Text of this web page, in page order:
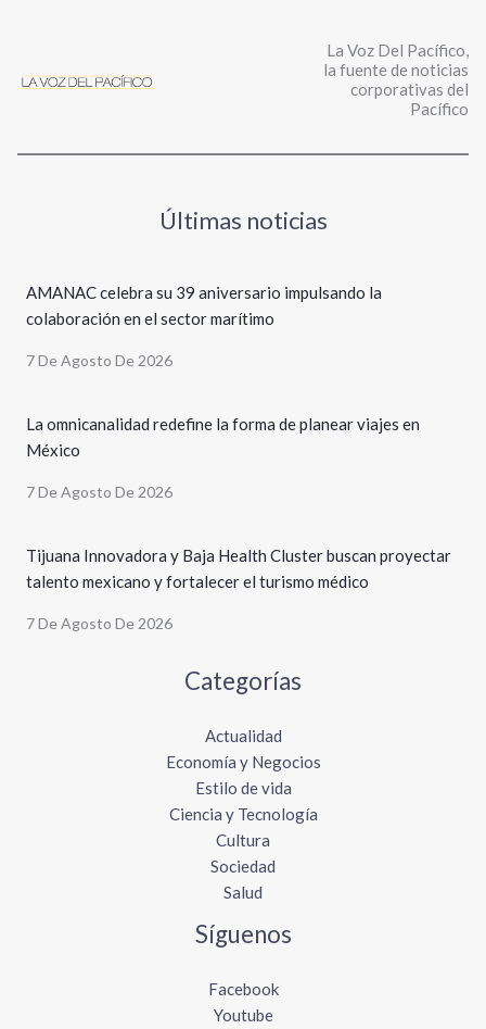
La Voz Del Pacífico,
la fuente de noticias
corporativas del
Pacífico
Últimas noticias
AMANAC celebra su 39 aniversario impulsando la
colaboración en el sector marítimo
7 De Agosto De 2026
La omnicanalidad redefine la forma de planear viajes en
México
7 De Agosto De 2026
Tijuana Innovadora y Baja Health Cluster buscan proyectar
talento mexicano y fortalecer el turismo médico
7 De Agosto De 2026
Categorías
Actualidad
Economía y Negocios
Estilo de vida
Ciencia y Tecnología
Cultura
Sociedad
Salud
Síguenos
Facebook
Youtube